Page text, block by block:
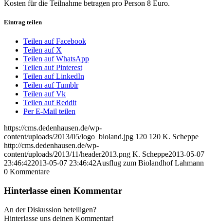
Kosten für die Teilnahme betragen pro Person 8 Euro.
Eintrag teilen
Teilen auf Facebook
Teilen auf X
Teilen auf WhatsApp
Teilen auf Pinterest
Teilen auf LinkedIn
Teilen auf Tumblr
Teilen auf Vk
Teilen auf Reddit
Per E-Mail teilen
https://cms.dedenhausen.de/wp-
content/uploads/2013/05/logo_bioland.jpg 120 120 K. Scheppe
http://cms.dedenhausen.de/wp-
content/uploads/2013/11/header2013.png K. Scheppe2013-05-07
23:46:422013-05-07 23:46:42Ausflug zum Biolandhof Lahmann
0 Kommentare
Hinterlasse einen Kommentar
An der Diskussion beteiligen?
Hinterlasse uns deinen Kommentar!